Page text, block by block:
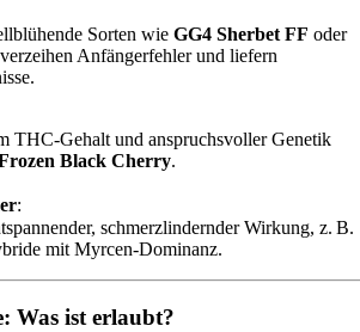
Sorten wie GG4 Sherbet FF oder
Anfängerfehler und liefern
THC-Gehalt und anspruchsvoller Genetik
Black Cherry.
:
schmerzlindernder Wirkung, z. B.
mit Myrcen-Dominanz.
Was ist erlaubt?